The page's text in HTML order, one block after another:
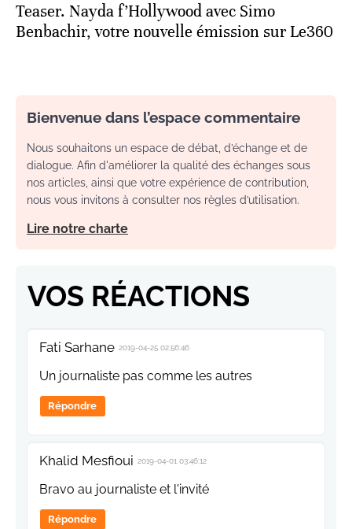
Teaser. Nayda f’Hollywood avec Simo
Benbachir, votre nouvelle émission sur Le360
Bienvenue dans l’espace commentaire
Nous souhaitons un espace de débat, d’échange et de
dialogue. Afin d'améliorer la qualité des échanges sous
nos articles, ainsi que votre expérience de contribution,
nous vous invitons à consulter nos règles d’utilisation.
Lire notre charte
VOS RÉACTIONS
Fati Sarhane 2019-04-25 02:56:46
Un journaliste pas comme les autres
Répondre
Khalid Mesfioui 2019-04-01 03:46:12
Bravo au journaliste et l'invité
Répondre